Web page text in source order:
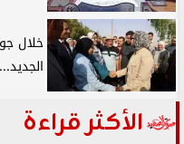
خلال
الجديد...
الأكثر قراءة